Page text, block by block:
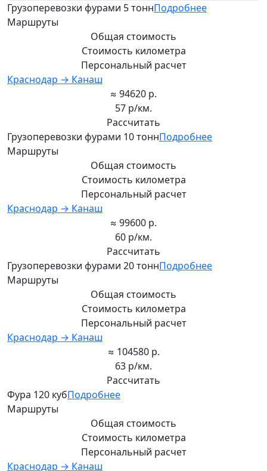
Грузоперевозки фурами 5 тоннПодробнее
Маршруты
Общая стоимость
Стоимость километра
Персональный расчет
Краснодар → Канаш
≈ 94620 р.
57 р/км.
Рассчитать
Грузоперевозки фурами 10 тоннПодробнее
Маршруты
Общая стоимость
Стоимость километра
Персональный расчет
Краснодар → Канаш
≈ 99600 р.
60 р/км.
Рассчитать
Грузоперевозки фурами 20 тоннПодробнее
Маршруты
Общая стоимость
Стоимость километра
Персональный расчет
Краснодар → Канаш
≈ 104580 р.
63 р/км.
Рассчитать
Фура 120 кубПодробнее
Маршруты
Общая стоимость
Стоимость километра
Персональный расчет
Краснодар → Канаш